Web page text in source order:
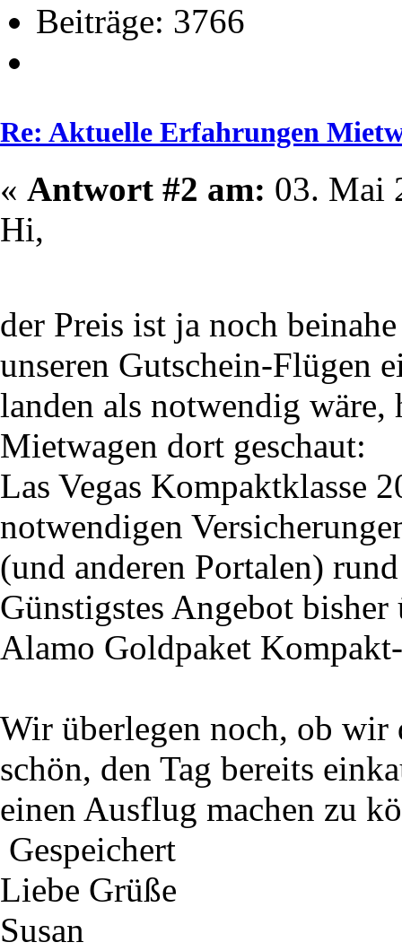
Beiträge: 3766
Re: Aktuelle Erfahrungen
« Antwort #2 am: 03. Mai
Hi,
der Preis ist ja noch
unseren Gutschein-Flügen
landen als notwendig wäre,
Mietwagen dort geschaut:
Las Vegas Kompaktklasse
notwendigen
(und anderen Portalen)
Günstigstes Angebot
Alamo Goldpaket
Wir überlegen noch, ob wir
schön, den Tag bereits
einen Ausflug machen zu
Gespeichert
Liebe Grüße
Susan